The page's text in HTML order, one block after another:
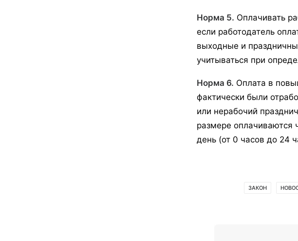
Норма 5. Оплачивать
если работодатель
выходные и
учитываться при
Норма 6. Оплата в
фактически были
или нерабочий
размере оплачиваются
день (от 0 часов до 24
ЗАКОН